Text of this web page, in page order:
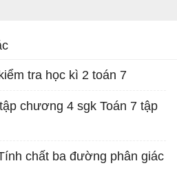
tra học kì 2 toán 7
chương 4 sgk Toán 7 tập
chất ba đường phân giác